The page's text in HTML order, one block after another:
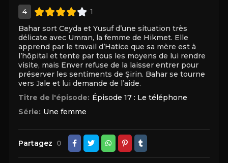
4
1
Bahar sort Ceyda et Yusuf d’une situation très
délicate avec Umran, la femme de Hikmet. Elle
apprend par le travail d’Hatice que sa mère est à
l’hôpital et tente par tous les moyens de lui rendre
visite, mais Enver refuse de la laisser entrer pour
préserver les sentiments de Şirin. Bahar se tourne
vers Jale et lui demande de l’aide.
Titre de l'épisode: Épisode 17 : Le téléphone
Série: Une femme
Partagez 0